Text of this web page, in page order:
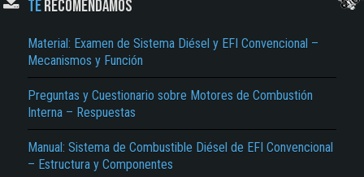
TE RECOMENDAMOS
Material: Examen de Sistema Diésel y EFI Convencional –
Mecanismos y Función
Preguntas y Cuestionario sobre Motores de Combustión
Interna – Respuestas
Manual: Sistema de Combustible Diésel de EFI Convencional
– Estructura y Componentes
El Título es incorrecto según el contenido.